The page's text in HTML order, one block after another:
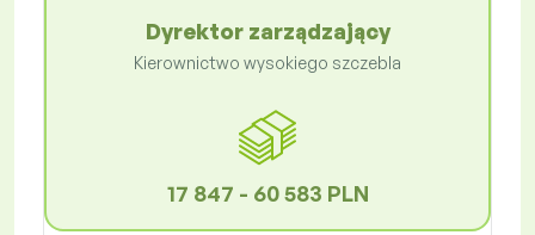
Dyrektor zarządzający
Kierownictwo wysokiego szczebla
17 847 - 60 583 PLN